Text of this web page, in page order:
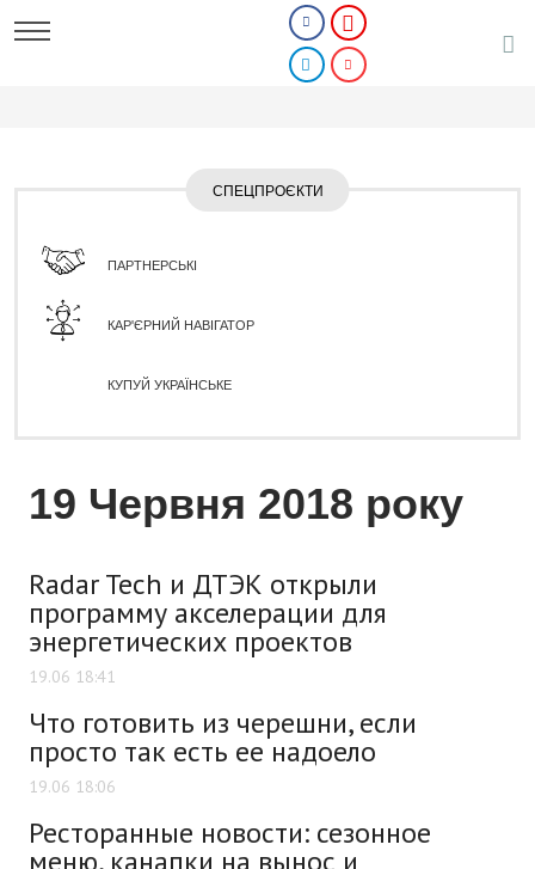
СПЕЦПРОЄКТИ
ПАРТНЕРСЬКІ
КАР'ЄРНИЙ НАВІГАТОР
КУПУЙ УКРАЇНСЬКЕ
19 Червня 2018 року
Radar Tech и ДТЭК открыли
программу акселерации для
энергетических проектов
19.06 18:41
Что готовить из черешни, если
просто так есть ее надоело
19.06 18:06
Ресторанные новости: сезонное
меню, канапки на вынос и